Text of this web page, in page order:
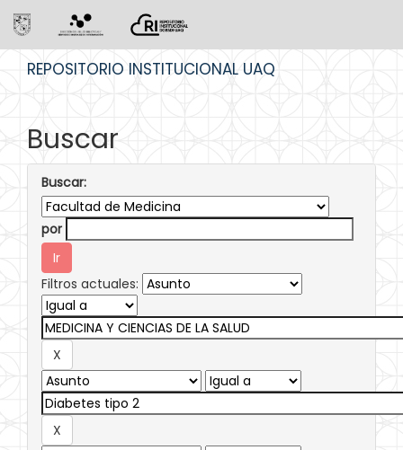
REPOSITORIO INSTITUCIONAL UAQ
Buscar
Buscar:
por
Filtros actuales: